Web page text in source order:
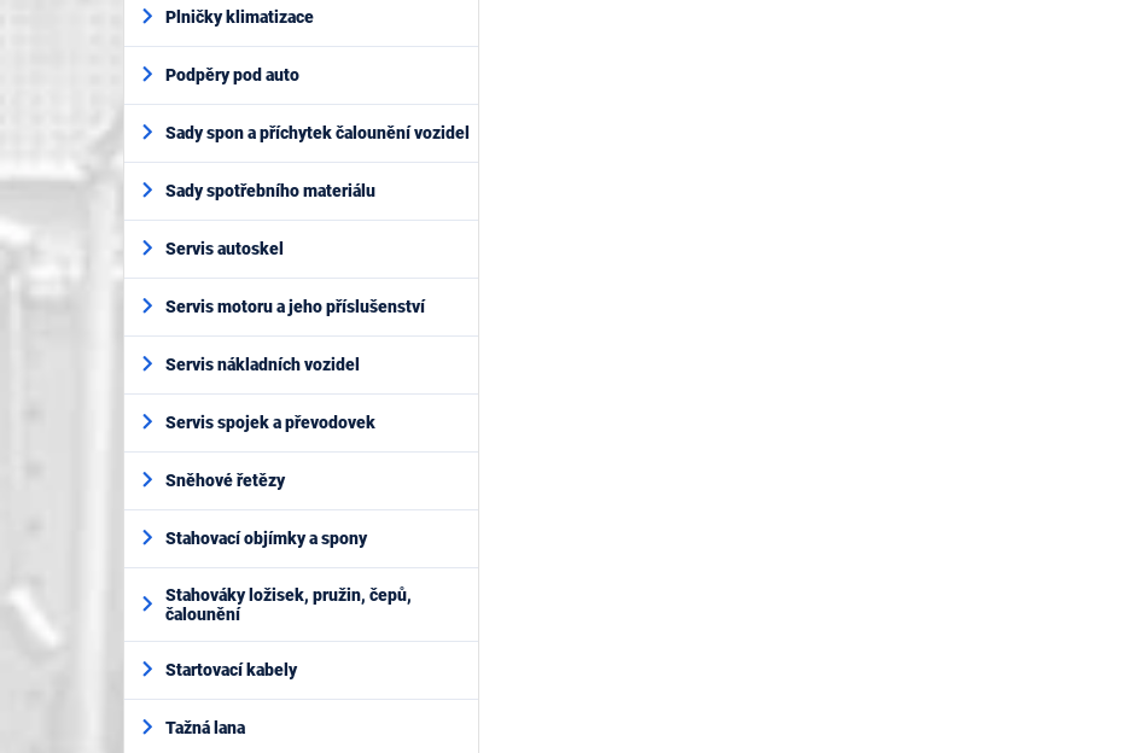
Plničky klimatizace
Podpěry pod auto
Sady spon a příchytek čalounění vozidel
Sady spotřebního materiálu
Servis autoskel
Servis motoru a jeho příslušenství
Servis nákladních vozidel
Servis spojek a převodovek
Sněhové řetězy
Stahovací objímky a spony
Stahováky ložisek, pružin, čepů,
čalounění
Startovací kabely
Tažná lana